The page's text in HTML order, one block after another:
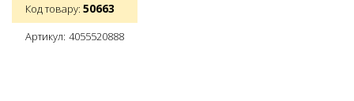
Код товару: 50663
Артикул: 4055520888